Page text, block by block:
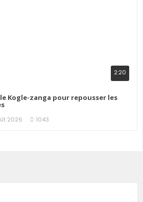
2:20
Kogle-zanga pour repousser les
2026 1043